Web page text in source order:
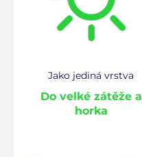
Jako jediná vrstva
Do velké zátěže a
horka